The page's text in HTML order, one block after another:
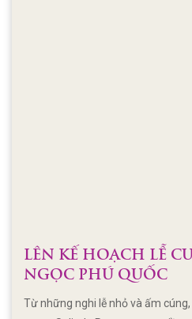
LÊN KẾ HOẠCH LỄ
NGỌC PHÚ QUỐC
Từ những nghi lễ nhỏ và ấm